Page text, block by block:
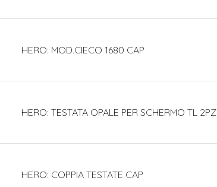
HERO: MOD.CIECO 1680 CAP
HERO: TESTATA OPALE PER SCHERMO TL 2PZ
HERO: COPPIA TESTATE CAP